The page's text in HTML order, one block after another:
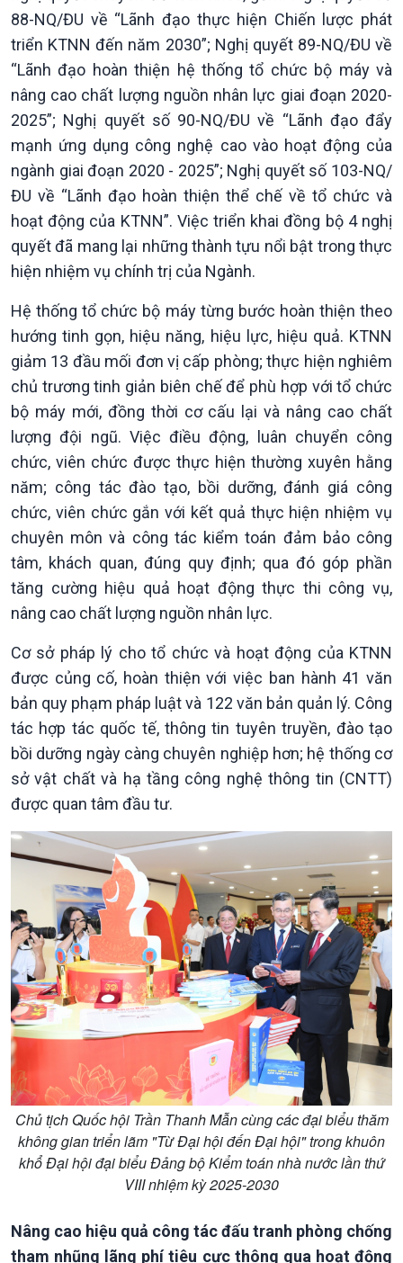
Kinh tế
Tin Kinh tế
Trước giờ mở cửa
Dòng chảy Kinh tế
Sức sống hàng Việt
Khởi nghiệp
Tuyên chiến với gian lận
thương mại
Nông nghiệp & Biển đảo
đảo
Mùa vàng
Biển đảo Việt Nam
Tâm tình biên giới và hải
đảo
Tìm hiểu biển, đảo Việt
Nam
88-NQ/ĐU về “Lãnh đạo thực hiện Chiến lược phát
triển KTNN đến năm 2030”; Nghị quyết 89-NQ/ĐU về
“Lãnh đạo hoàn thiện hệ thống tổ chức bộ máy và
nâng cao chất lượng nguồn nhân lực giai đoạn 2020-
2025”; Nghị quyết số 90-NQ/ĐU về “Lãnh đạo đẩy
mạnh ứng dụng công nghệ cao vào hoạt động của
ngành giai đoạn 2020 - 2025”; Nghị quyết số 103-NQ/
ĐU về “Lãnh đạo hoàn thiện thể chế về tổ chức và
hoạt động của KTNN”. Việc triển khai đồng bộ 4 nghị
quyết đã mang lại những thành tựu nổi bật trong thực
hiện nhiệm vụ chính trị của Ngành.
Hệ thống tổ chức bộ máy từng bước hoàn thiện theo
hướng tinh gọn, hiệu năng, hiệu lực, hiệu quả. KTNN
giảm 13 đầu mối đơn vị cấp phòng; thực hiện nghiêm
chủ trương tinh giản biên chế để phù hợp với tổ chức
bộ máy mới, đồng thời cơ cấu lại và nâng cao chất
lượng đội ngũ. Việc điều động, luân chuyển công
chức, viên chức được thực hiện thường xuyên hằng
năm; công tác đào tạo, bồi dưỡng, đánh giá công
chức, viên chức gắn với kết quả thực hiện nhiệm vụ
chuyên môn và công tác kiểm toán đảm bảo công
tâm, khách quan, đúng quy định; qua đó góp phần
tăng cường hiệu quả hoạt động thực thi công vụ,
nâng cao chất lượng nguồn nhân lực.
Cơ sở pháp lý cho tổ chức và hoạt động của KTNN
được củng cố, hoàn thiện với việc ban hành 41 văn
bản quy phạm pháp luật và 122 văn bản quản lý. Công
tác hợp tác quốc tế, thông tin tuyên truyền, đào tạo
bồi dưỡng ngày càng chuyên nghiệp hơn; hệ thống cơ
sở vật chất và hạ tầng công nghệ thông tin (CNTT)
được quan tâm đầu tư.
Chủ tịch Quốc hội Trần Thanh Mẫn cùng các đại biểu thăm
không gian triển lãm "Từ Đại hội đến Đại hội" trong khuôn
khổ Đại hội đại biểu Đảng bộ Kiểm toán nhà nước lần thứ
VIII nhiệm kỳ 2025-2030
Nâng cao hiệu quả công tác đấu tranh phòng chống
tham nhũng lãng phí tiêu cực thông qua hoạt động